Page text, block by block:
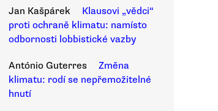
Jan Kašpárek
Klausovi „vědci“
proti ochraně klimatu: namísto
odbornosti lobbistické vazby
António Guterres
Změna
klimatu: rodí se nepřemožitelné
hnutí